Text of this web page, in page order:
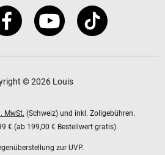
© 2026 Louis
MwSt. (Schweiz) und inkl. Zollgebühren.
€ (ab 199,00 € Bestellwert gratis).
zur UVP.